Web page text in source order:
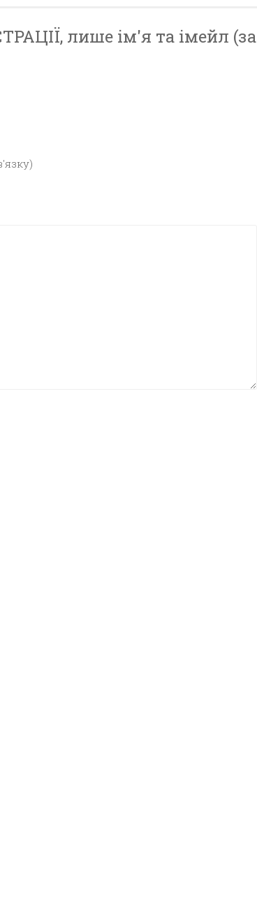
лише ім'я та імейл (за